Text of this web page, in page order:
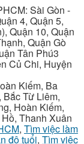
Sài Gòn -
4, Quận 5,
Quận 10, Quận
Quận Gò
Tân Phú3
Củ Chi, Huyện
Kiếm, Ba
Từ Liêm,
Hoàn Kiếm,
Thanh Xuân
, Tìm việc làm
độ tuổi, Tìm việc